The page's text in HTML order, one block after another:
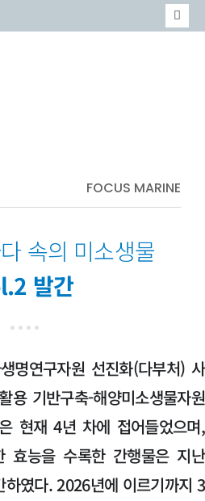
FOCUS MARINE
속의 미소생물
발간
명연구자원 선진화(다부처) 사
용 기반구축-해양미소생물자원
현재 4년 차에 접어들었으며,
효능을 수록한 간행물은 지난
였다. 2026년에 이르기까지 3